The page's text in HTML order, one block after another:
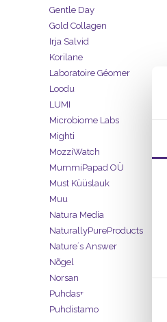
Gentle Day
Gold Collagen
Irja Salvid
Korilane
Laboratoire Géomer
Loodu
LUMI
Microbiome Labs
Mighti
MozziWatch
MummiPapad OÜ
Must Küüslauk
Muu
Natura Media
NaturallyPureProducts
Nature´s Answer
Nõgel
Norsan
Puhdas+
Puhdistamo